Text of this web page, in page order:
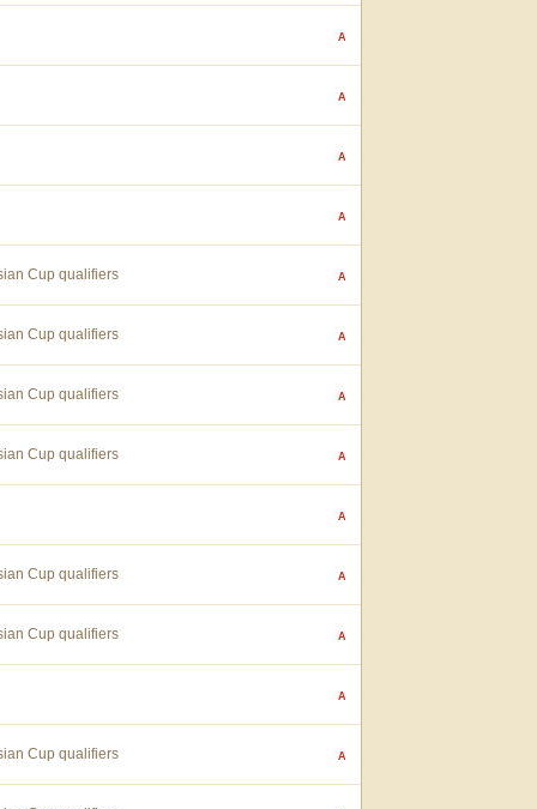
A
A
A
A
Cup qualifiers A
Cup qualifiers A
Cup qualifiers A
Cup qualifiers A
A
Cup qualifiers A
Cup qualifiers A
A
Cup qualifiers A